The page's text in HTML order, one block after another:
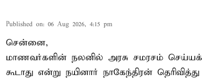
Published on: 06 Aug 2026, 4:15 pm
சென்னை,
மாணவர்களின் நலனில் அரசு சமரசம் செய்யக்
கூடாது என்று நயினார் நாகேந்திரன் தெரிவித்து